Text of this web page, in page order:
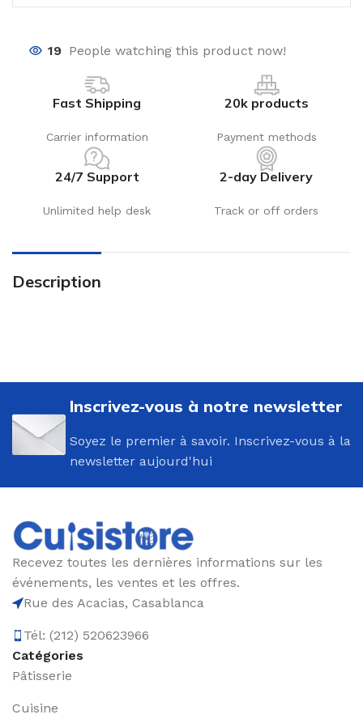
19 People watching this product now!
Fast Shipping
Carrier information
20k products
Payment methods
24/7 Support
Unlimited help desk
2-day Delivery
Track or off orders
Description
Inscrivez-vous à notre newsletter
Soyez le premier à savoir. Inscrivez-vous à la
newsletter aujourd'hui
Recevez toutes les dernières informations sur les
événements, les ventes et les offres.
Rue des Acacias, Casablanca
Tél: (212) 520623966
Catégories
Pâtisserie
Cuisine